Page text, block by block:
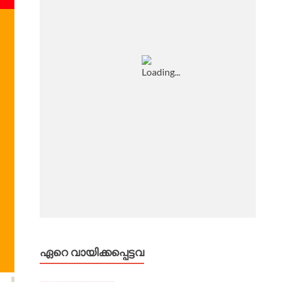
ഏറെ വായിക്കപ്പെട്ടവ